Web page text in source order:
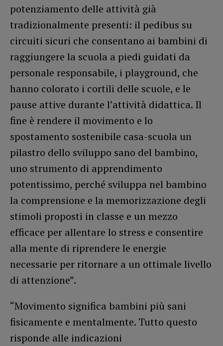
potenziamento delle attività già
tradizionalmente presenti: il pedibus su
circuiti sicuri che consentano ai bambini di
raggiungere la scuola a piedi guidati da
personale responsabile, i playground, che
hanno colorato i cortili delle scuole, e le
pause attive durante l’attività didattica. Il
fine è rendere il movimento e lo
spostamento sostenibile casa-scuola un
pilastro dello sviluppo sano del bambino,
uno strumento di apprendimento
potentissimo, perché sviluppa nel bambino
la comprensione e la memorizzazione degli
stimoli proposti in classe e un mezzo
efficace per allentare lo stress e consentire
alla mente di riprendere le energie
necessarie per ritornare a un ottimale livello
di attenzione”.
“Movimento significa bambini più sani
fisicamente e mentalmente. Tutto questo
risponde alle indicazioni